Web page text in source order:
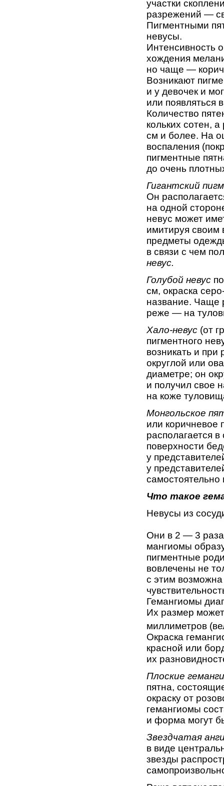
участки
разрежений —
Пигментными
невусы.
Интенсивность
хождения
но чаще —
Возникают
и у девочек и
или появляться
Количество
кольких сотен,
см и более. На
воспаления
пигментные
до очень
Гигантский
Он
на одной
невус может
имитируя своим
предметы
в связи с чем
невус.
Голубой невус
см, окраска
название. Чаще
реже — на
Хало-невус (от
пигментного
возникать и при
округлой или
диаметре; он
и получил свое
на коже
Монгольское
или коричневое
располага­ется
поверхности
у
у
самостоятель­но
Что такое
Невусы из
Они в 2 — 3 раза
мангиомы
пигментные
вовлечены не
с этим
Гемангиомы
Их размер мо­жет
миллиметров
Окраска
крас­ной или
их
Плоские
пятна,
окраску от
гемангиомы
и форма могут
Звездчатая
в виде
звезды